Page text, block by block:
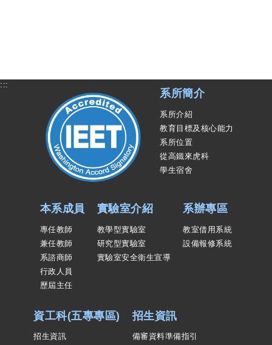
:::
系所簡介
系所介紹
教育目標及核心能力
系所位置
從高鐵來虎科
學生宿舍
本系成員
專任教師
兼任教師
系諮商師
行政人員
歷屆主任
實驗室介紹
教學型實驗室
研究型實驗室
實驗室安全衛生宣導
系辦專區
教室借用系統
設備報修系統
資工科(五專專區)
招生資訊
招生資訊
備審資料準備指引